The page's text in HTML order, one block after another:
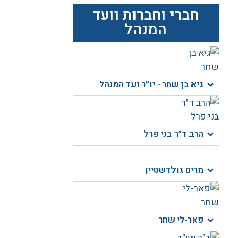
חברי וחברות וועד
המנהל
גיא בן שחר - יו״ר ועד המנהל
הרב ד״ר בני פרל
מרים גולדשטיין
פאר-לי שחר